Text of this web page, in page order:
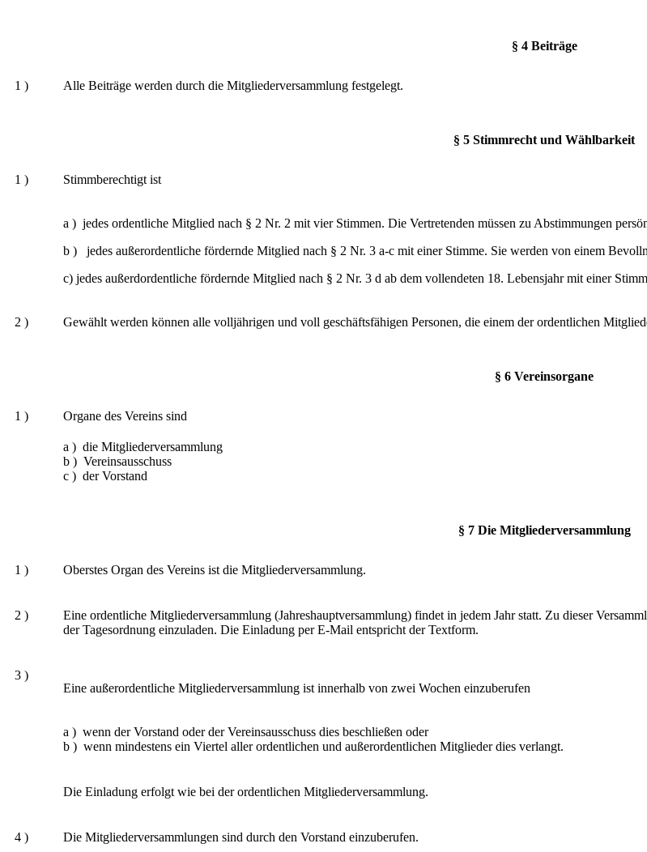
§ 4 Beiträge
1 ) Alle Beiträge werden durch die Mitgliederversammlung festgelegt.
§ 5 Stimmrecht und Wählbarkeit
1 ) Stimmberechtigt ist
a ) jedes ordentliche Mitglied nach § 2 Nr. 2 mit vier Stimmen. Die Vertretenden müssen zu Abstimmungen
b ) jedes außerordentliche fördernde Mitglied nach § 2 Nr. 3 a-c mit einer Stimme. Sie werden von einem
c) jedes außerdordentliche fördernde Mitglied nach § 2 Nr. 3 d ab dem vollendeten 18. Lebensjahr mit einer
2 ) Gewählt werden können alle volljährigen und voll geschäftsfähigen Personen, die einem der ordentlichen
§ 6 Vereinsorgane
1 ) Organe des Vereins sind
a ) die Mitgliederversammlung
b ) Vereinsausschuss
c ) der Vorstand
§ 7 Die Mitgliederversammlung
1 ) Oberstes Organ des Vereins ist die Mitgliederversammlung.
2 )
Eine ordentliche Mitgliederversammlung (Jahreshauptversammlung) findet in jedem Jahr statt. Zu dieser
der Tagesordnung einzuladen. Die Einladung per E-Mail entspricht der Textform.
3 )
Eine außerordentliche Mitgliederversammlung ist innerhalb von zwei Wochen einzuberufen
a ) wenn der Vorstand oder der Vereinsausschuss dies beschließen oder
b ) wenn mindestens ein Viertel aller ordentlichen und außerordentlichen Mitglieder dies verlangt.
Die Einladung erfolgt wie bei der ordentlichen Mitgliederversammlung.
4 ) Die Mitgliederversammlungen sind durch den Vorstand einzuberufen.